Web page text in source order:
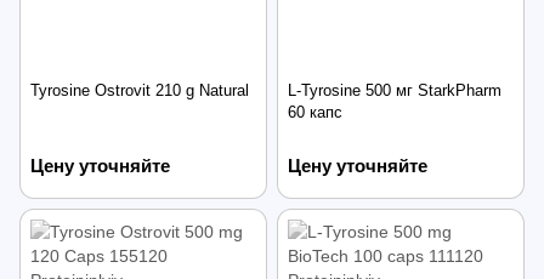
Tyrosine Ostrovit 210 g Natural
Цену уточняйте
L-Tyrosine 500 мг StarkPharm
60 капс
Цену уточняйте